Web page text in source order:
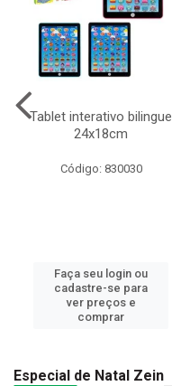
Tablet interativo bilingue
24x18cm
Código: 830030
Faça seu login ou
cadastre-se para
ver preços e
comprar
Especial de Natal Zein